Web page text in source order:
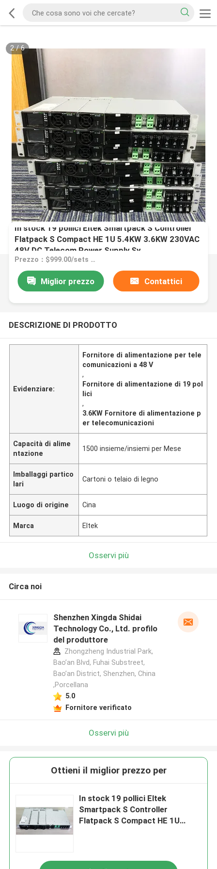
2/6
In stock 19 pollici Eltek Smartpack S Controller
Flatpack S Compact HE 1U 5.4KW 3.6KW 230VAC
48V DC Telecom Power Supply Sy
Prezzo：$999.00/sets 1-9 sets
Miglior prezzo Contattici
DESCRIZIONE DI PRODOTTO
Evidenziare:
Fornitore di alimentazione per tele
comunicazioni a 48 V
,
Fornitore di alimentazione di 19 pol
lici
,
3.6KW Fornitore di alimentazione p
er telecomunicazioni
Capacità di alime
ntazione
1500 insieme/insiemi per Mese
Imballaggi partico
lari
Cartoni o telaio di legno
Luogo di origine Cina
Marca Eltek
Osservi più
Circa noi
Shenzhen Xingda Shidai
Technology Co., Ltd. profilo
del produttore
Zhongzheng Industrial Park,
Bao’an Blvd, Fuhai Substreet,
Bao’an District, Shenzhen, China
,Porcellana
5.0
Fornitore verificato
Osservi più
Ottieni il miglior prezzo per
In stock 19 pollici Eltek
Smartpack S Controller
Flatpack S Compact HE 1U